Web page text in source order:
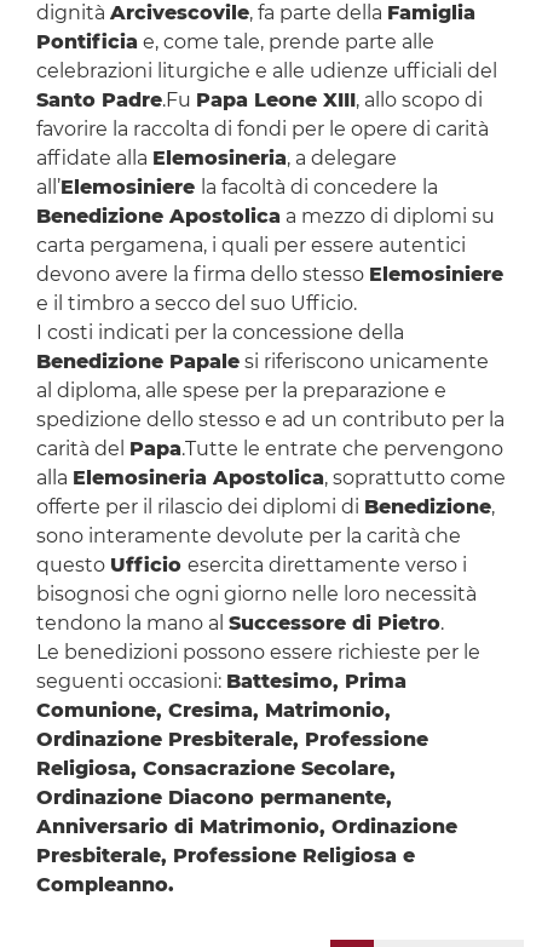
dignità Arcivescovile, fa parte della Famiglia
Pontificia e, come tale, prende parte alle
celebrazioni liturgiche e alle udienze ufficiali del
Santo Padre.Fu Papa Leone XIII, allo scopo di
favorire la raccolta di fondi per le opere di carità
affidate alla Elemosineria, a delegare
all’Elemosiniere la facoltà di concedere la
Benedizione Apostolica a mezzo di diplomi su
carta pergamena, i quali per essere autentici
devono avere la firma dello stesso Elemosiniere
e il timbro a secco del suo Ufficio.
I costi indicati per la concessione della
Benedizione Papalesi riferiscono unicamente
al diploma, alle spese per la preparazione e
spedizione dello stesso e ad un contributo per la
carità del Papa.Tutte le entrate che pervengono
alla Elemosineria Apostolica, soprattutto come
offerte per il rilascio dei diplomi di Benedizione,
sono interamente devolute per la carità che
questo Ufficio esercita direttamente verso i
bisognosi che ogni giorno nelle loro necessità
tendono la mano al Successore di Pietro.
Le benedizioni possono essere richieste per le
seguenti occasioni: Battesimo, Prima
Comunione, Cresima, Matrimonio,
Ordinazione Presbiterale, Professione
Religiosa, Consacrazione Secolare,
Ordinazione Diacono permanente,
Anniversario di Matrimonio, Ordinazione
Presbiterale, Professione Religiosa e
Compleanno.